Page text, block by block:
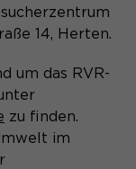
Besuchers.
14, Herten.
um das RVR-
zu finden.
im